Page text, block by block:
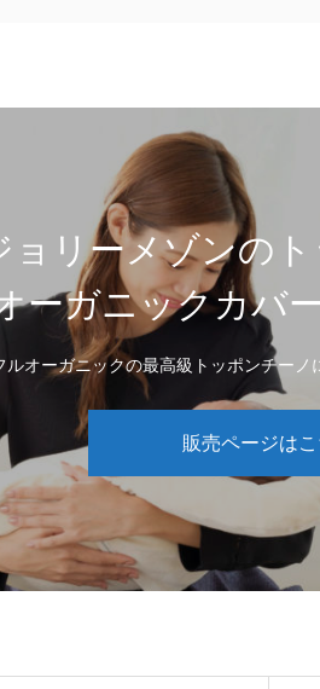
ョリーメゾンの
ーガニックカバ
ルオーガニックの最高級トッポンチーノ
販売ページはこ